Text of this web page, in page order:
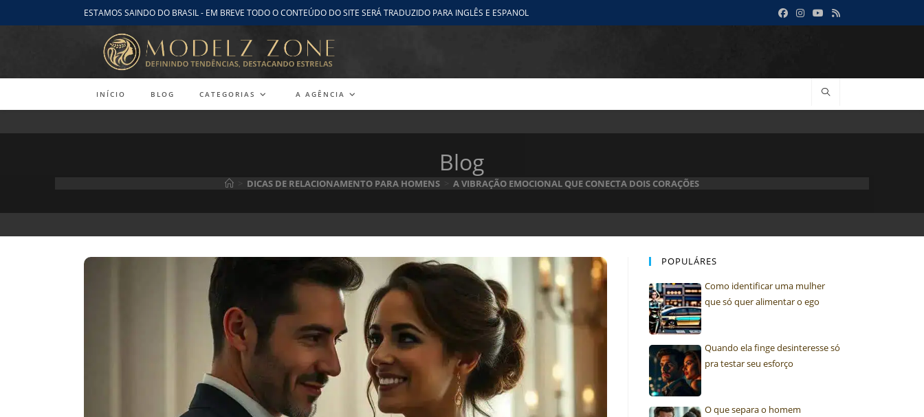
para
ESTAMOS SAINDO DO BRASIL - EM BREVE TODO O CONTEÚDO DO SITE SERÁ TRADUZIDO PARA INGLÊS E ESPANOL
INÍCIO BLOG CATEGORIAS A AGÊNCIA
Blog
DICAS DE RELACIONAMENTO PARA HOMENS A VIBRAÇÃO EMOCIONAL QUE CONECTA DOIS CORAÇÕES
POPULÁRES
Como identificar uma mulher
que só quer alimentar o ego
Quando ela finge desinteresse só
pra testar seu esforço
O que separa o homem